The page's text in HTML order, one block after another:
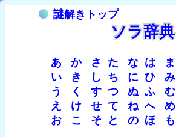
謎解きトップ
ソラ辞典
あ か さ た な は ま
い
き し ち に ひ み
う
く す つ ぬ ふ む
え
け せ て ね へ め
お
こ そ と の ほ も